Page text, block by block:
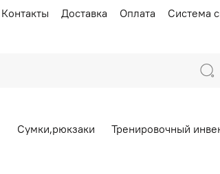
Контакты Доставка Оплата Система
Сумки,рюкзаки Тренировочный